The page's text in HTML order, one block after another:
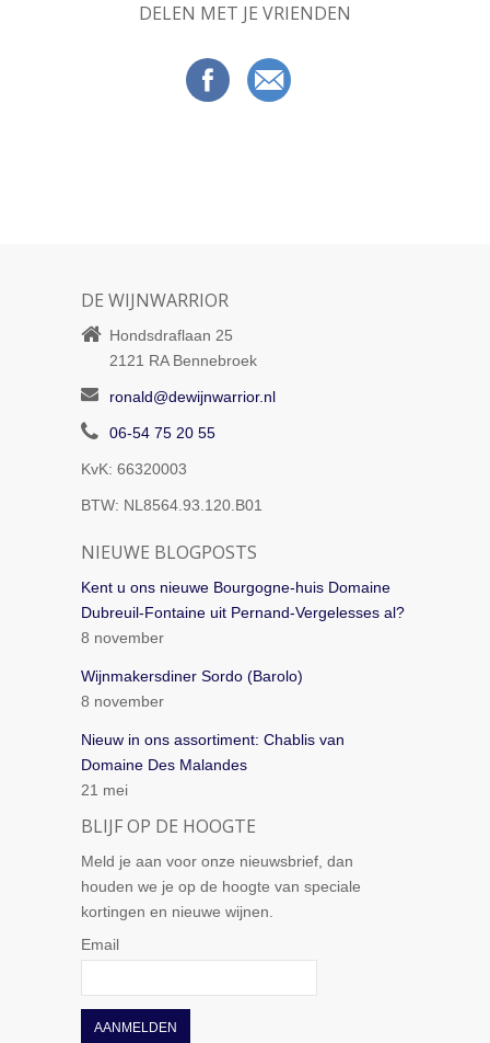
DELEN MET JE VRIENDEN
DE WIJNWARRIOR
Hondsdraflaan 25
2121 RA Bennebroek
ronald@dewijnwarrior.nl
06-54 75 20 55
KvK: 66320003
BTW: NL8564.93.120.B01
NIEUWE BLOGPOSTS
Kent u ons nieuwe Bourgogne-huis Domaine
Dubreuil-Fontaine uit Pernand-Vergelesses al?
8 november
Wijnmakersdiner Sordo (Barolo)
8 november
Nieuw in ons assortiment: Chablis van
Domaine Des Malandes
21 mei
BLIJF OP DE HOOGTE
Meld je aan voor onze nieuwsbrief, dan
houden we je op de hoogte van speciale
kortingen en nieuwe wijnen.
Email